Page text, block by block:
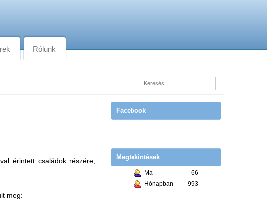
Rólunk
érintett családok részére,
meg:
Facebook
Megtekintések
Ma
66
Hónapban
993